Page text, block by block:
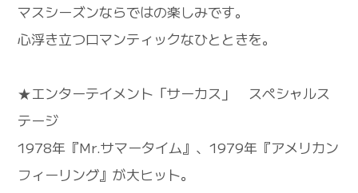
マスシーズンならではの楽しみです。
心浮き立つロマンティックなひとときを。
★エンターテイメント「サーカス」 スペシャルス
テージ
1978年『Mr.サマータイム』、1979年『アメリカン
フィーリング』が大ヒット。